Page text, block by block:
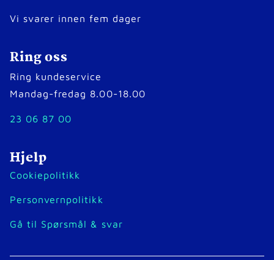
Vi svarer innen fem dager
Ring oss
Ring kundeservice
Mandag-fredag 8.00-18.00
23 06 87 00
Hjelp
Cookiepolitikk
Personvernpolitikk
Gå til Spørsmål & svar